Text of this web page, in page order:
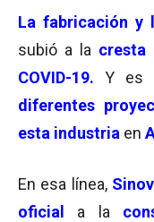
La fabricación y
subió a la cresta
COVID-19. Y es
diferentes
esta industria en
En esa línea,
oficial
a la